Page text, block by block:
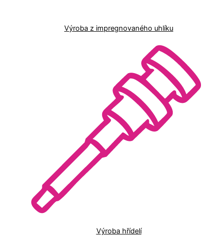
Výroba z impregnovaného uhlíku
Výroba hřídelí